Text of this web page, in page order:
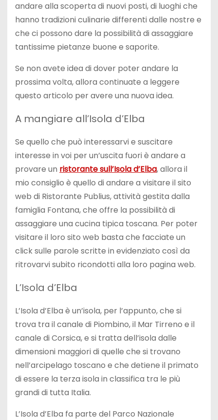
andare alla scoperta di nuovi posti, di luoghi che
hanno tradizioni culinarie differenti dalle nostre e
che ci possono dare la possibilità di assaggiare
tantissime pietanze buone e saporite.
Se non avete idea di dover poter andare la
prossima volta, allora continuate a leggere
questo articolo per avere una nuova idea.
A mangiare all’Isola d’Elba
Se quello che può interessarvi e suscitare
interesse in voi per un’uscita fuori è andare a
provare un ristorante sull’Isola d’Elba, allora il
mio consiglio è quello di andare a visitare il sito
web di Ristorante Publius, attività gestita dalla
famiglia Fontana, che offre la possibilità di
assaggiare una cucina tipica toscana. Per poter
visitare il loro sito web basta che facciate un
click sulle parole scritte in evidenziato così da
ritrovarvi subito ricondotti alla loro pagina web.
L’Isola d’Elba
L’Isola d’Elba è un’isola, per l’appunto, che si
trova tra il canale di Piombino, il Mar Tirreno e il
canale di Corsica, e si tratta dell’isola dalle
dimensioni maggiori di quelle che si trovano
nell’arcipelago toscano e che detiene il primato
di essere la terza isola in classifica tra le più
grandi di tutta Italia.
L’Isola d’Elba fa parte del Parco Nazionale